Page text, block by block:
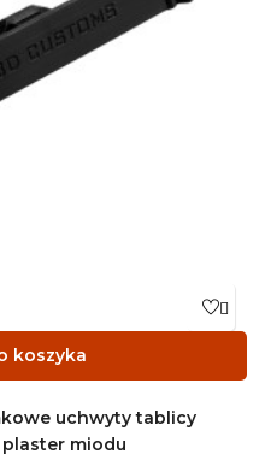

koszyka
uchwyty tablicy
miodu